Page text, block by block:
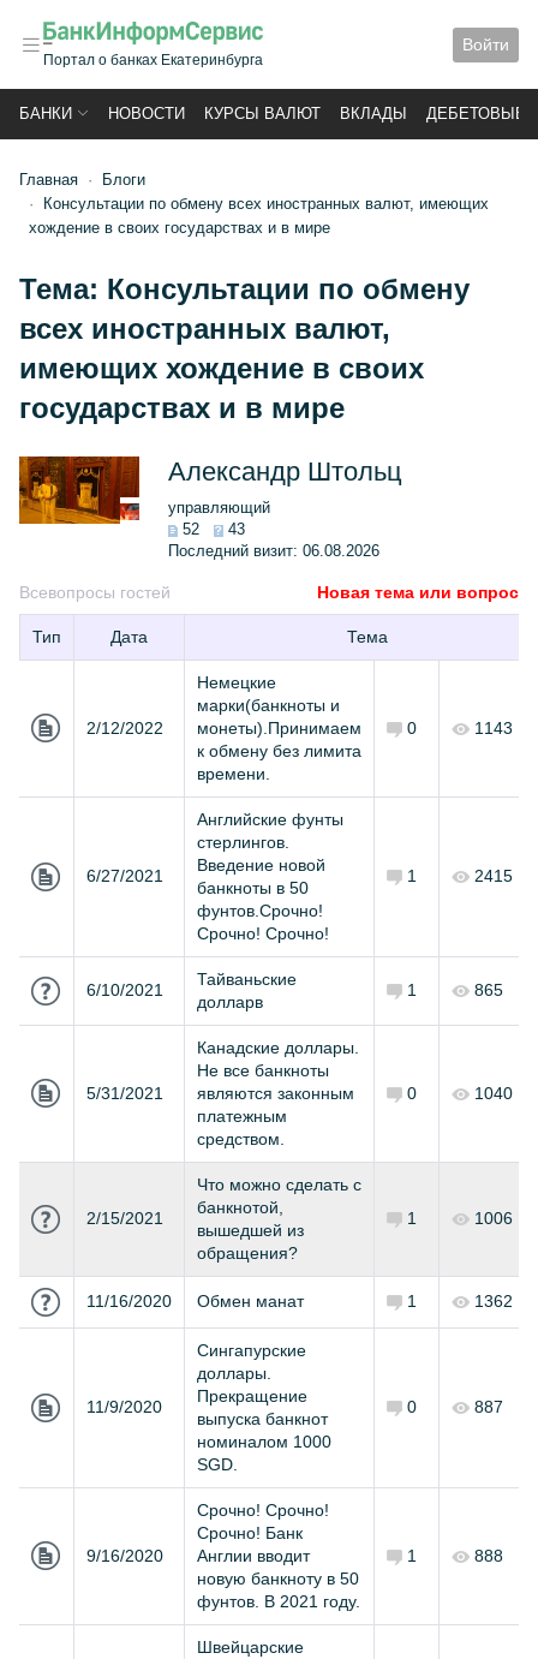
Портал о банках Екатеринбурга
Войти
БАНКИ НОВОСТИ КУРСЫ ВАЛЮТ ВКЛАДЫ ДЕБЕТОВЫЕ
Главная
Блоги
Консультации по обмену всех иностранных валют, имеющих
хождение в своих государствах и в мире
Тема: Консультации по обмену
всех иностранных валют,
имеющих хождение в своих
государствах и в мире
Александр Штольц
управляющий
52
43
Последний визит: 06.08.2026
Всевопросы гостей Новая тема или вопрос
Тип Дата Тема
2/12/2022
Немецкие
марки(банкноты и
монеты).Принимаем
к обмену без лимита
времени.
0 1143
6/27/2021
Английские фунты
стерлингов.
Введение новой
банкноты в 50
фунтов.Срочно!
Срочно! Срочно!
1 2415
6/10/2021
Тайваньские
долларв
1 865
5/31/2021
Канадские доллары.
Не все банкноты
являются законным
платежным
средством.
0 1040
2/15/2021
Что можно сделать с
банкнотой,
вышедшей из
обращения?
1 1006
11/16/2020 Обмен манат 1 1362
11/9/2020
Сингапурские
доллары.
Прекращение
выпуска банкнот
номиналом 1000
SGD.
0 887
9/16/2020
Срочно! Срочно!
Срочно! Банк
Англии вводит
новую банкноту в 50
фунтов. В 2021 году.
1 888
Швейцарские